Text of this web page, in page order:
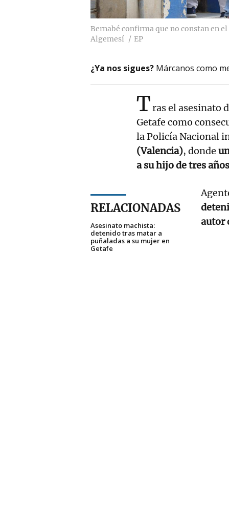
Bernabé confirma que no constan en
Algemesí
EP
¿Ya nos sigues? Márcanos como
Tras el asesinato
Getafe como
la Policía Nacional
(Valencia), donde
a su hijo de tres años
RELACIONADAS
Asesinato machista:
detenido tras matar a
puñaladas a su mujer en
Getafe
autor